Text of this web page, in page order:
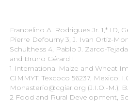
Francelino A. Rodrigues Jr. 1,* ID,
Pierre Defourny 3, J. Ivan Ortiz-
Schulthess 4, Pablo J. Zarco-
and Bruno Gérard 1
1 International Maize and Wheat
CIMMYT, Texcoco 56237, Mexico;
Monasterio@cgiar.org (J.I.O.-M.);
2 Food and Rural Development,